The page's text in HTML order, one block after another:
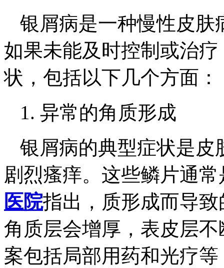
银屑病是一种慢性皮肤
如果未能及时控制或治
状，包括以下几个方面：
1. 异常的角质形成
银屑病的典型症状是皮
剧烈瘙痒。这些鳞片通
医院指出，质形成而导
角质层会增厚，表皮层
案包括局部用药和光疗